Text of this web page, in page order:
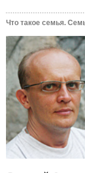
Что такое семья.